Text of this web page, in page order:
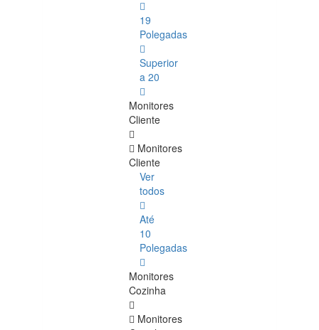
19
Polegadas
Superior
a 20
Monitores
Cliente
Monitores
Cliente
Ver
todos
Até
10
Polegadas
Monitores
Cozinha
Monitores